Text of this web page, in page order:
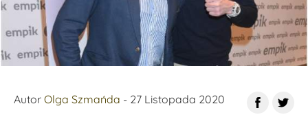
Autor Olga Szmańda - 27 Listopada 2020